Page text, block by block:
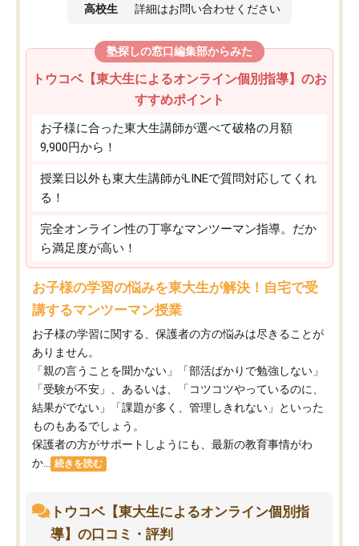
高校生 詳細はお問い合わせください
塾探しの窓口編集部からみた
トウコベ【東大生によるオンライン個別指導】のお
すすめポイント
お子様に合った東大生講師が選べて破格の月額
9,900円から！
授業日以外も東大生講師がLINEで質問対応してくれ
る！
完全オンライン性の丁寧なマンツーマン指導。だか
ら満足度が高い！
お子様の学習の悩みを東大生が解決！自宅で受
講するマンツーマン授業
お子様の学習に関する、保護者の方の悩みは尽きることが
ありません。
「親の言うことを聞かない」「部活ばかりで勉強しない」
「受験が不安」、あるいは、「コツコツやっているのに、
結果がでない」「課題が多く、管理しきれない」といった
ものもあるでしょう。
保護者の方がサポートしようにも、最新の教育事情がわ
か...
続きを読む
トウコベ【東大生によるオンライン個別指
導】の口コミ・評判